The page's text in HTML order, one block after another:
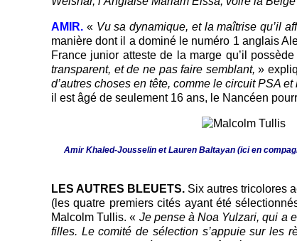
AMIR. « Vu sa dynamique, et la maîtrise qu’il
manière dont il a dominé le numéro 1 anglais
France junior atteste de la marge qu’il
transparent, et de ne pas faire semblant,»
d’autres choses en tête, comme le circuit PSA
il est âgé de seulement 16 ans, le Nancéen
Amir Khaled-Jousselin et Lauren Baltayan (ici en
LES AUTRES BLEUETS. Six autres tricolores
(les quatre premiers cités ayant été
Malcolm Tullis. « Je pense à Noa Yulzari, qui a
filles. Le comité de sélection s’appuie sur les